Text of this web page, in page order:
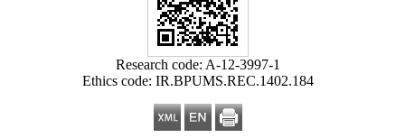
Research code: A-12-3997-1
Ethics code: IR.BPUMS.REC.1402.184